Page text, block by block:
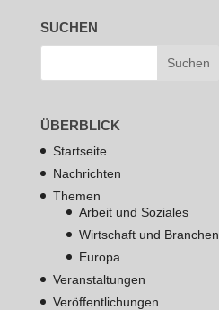
SUCHEN
ÜBERBLICK
Startseite
Nachrichten
Themen
Arbeit und Soziales
Wirtschaft und Branchen
Europa
Veranstaltungen
Veröffentlichungen